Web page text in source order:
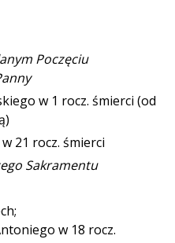
Poczęciu
w 1 rocz. śmierci (od
21 rocz. śmierci
Sakramentu
w 18 rocz.